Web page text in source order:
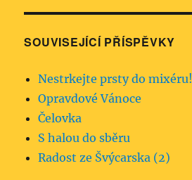
SOUVISEJÍCÍ PŘÍSPĚVKY
Nestrkejte prsty do mixéru!
Opravdové Vánoce
Čelovka
S halou do sběru
Radost ze Švýcarska (2)